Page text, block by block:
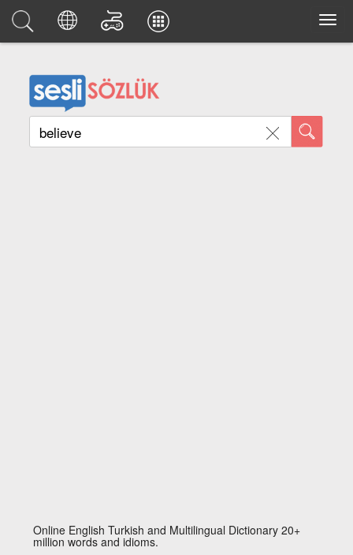
Online English Turkish and Multilingual Dictionary 20+
million words and idioms.